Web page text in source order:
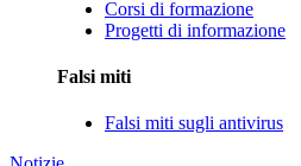
Corsi di formazione
Progetti di informazione
Falsi miti
Falsi miti sugli antivirus